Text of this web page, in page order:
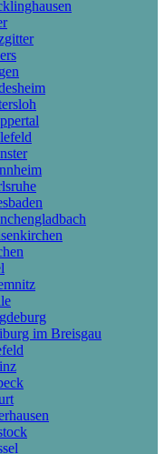
im Breisgau